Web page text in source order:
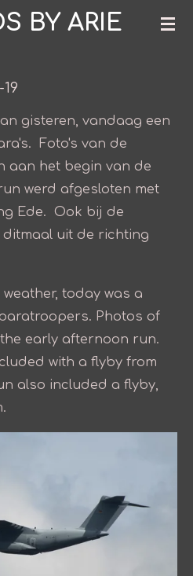
BY ARIE
gisteren, vandaag een
Foto's van de
aan het begin van de
werd afgesloten met
Ede. Ook bij de
uit de richting
today was a
Photos of
early afternoon run.
with a flyby from
also included a flyby,